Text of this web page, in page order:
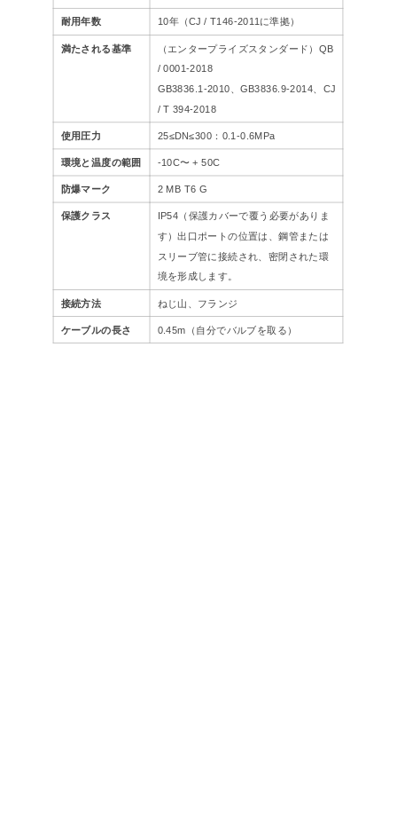
耐用年数 10年（CJ / T146-2011に準拠）
満たされる基準 （エンタープライズスタンダード）QB
/ 0001-2018
GB3836.1-2010、GB3836.9-2014、CJ
/ T 394-2018
使用圧力 25≤DN≤300：0.1-0.6MPa
環境と温度の範囲 -10C〜 + 50C
防爆マーク 2 MB T6 G
保護クラス IP54（保護カバーで覆う必要がありま
す）出口ポートの位置は、鋼管または
スリーブ管に接続され、密閉された環
境を形成します。
接続方法 ねじ山、フランジ
ケーブルの長さ 0.45m（自分でバルブを取る）